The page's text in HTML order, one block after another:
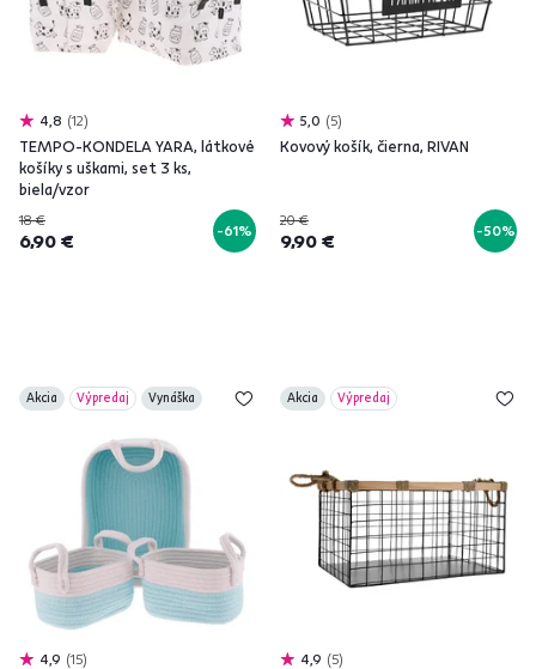
4,8 12
TEMPO-KONDELA YARA, látkové
košíky s uškami, set 3 ks,
biela/vzor
18 €
6,90 € -61%
5,0 5
Kovový košík, čierna, RIVAN
20 €
9,90 € -50%
Akcia Výpredaj Vynáška
4,9 15
Akcia Výpredaj
4,9 5